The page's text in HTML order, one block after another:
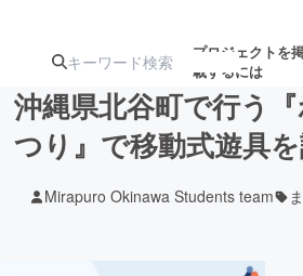
プロジェクトを
載するには
ジェクト
ターン
ジェクト
募
ロジ
沖縄県北谷町で行う
つり』で移動式遊具
Mirapuro Okinawa Students team